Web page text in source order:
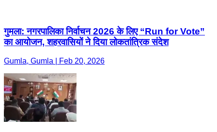
गुमला: नगरपालिका निर्वाचन 2026 के लिए “Run for Vote”
का आयोजन, शहरवासियों ने दिया लोकतांत्रिक संदेश
Gumla, Gumla | Feb 20, 2026